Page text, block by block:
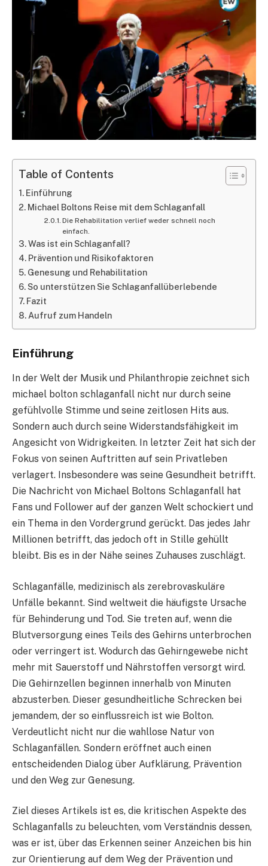
Table of Contents
Einführung
Michael Boltons Reise mit dem Schlaganfall
Die Rehabilitation verlief weder schnell noch
einfach.
Was ist ein Schlaganfall?
Prävention und Risikofaktoren
Genesung und Rehabilitation
So unterstützen Sie Schlaganfallüberlebende
Fazit
Aufruf zum Handeln
Einführung
In der Welt der Musik und Philanthropie zeichnet sich
michael bolton schlaganfall nicht nur durch seine
gefühlvolle Stimme und seine zeitlosen Hits aus.
Sondern auch durch seine Widerstandsfähigkeit im
Angesicht von Widrigkeiten. In letzter Zeit hat sich der
Fokus von seinen Auftritten auf sein Privatleben
verlagert. Insbesondere was seine Gesundheit betrifft.
Die Nachricht von Michael Boltons Schlaganfall hat
Fans und Follower auf der ganzen Welt schockiert und
ein Thema in den Vordergrund gerückt. Das jedes Jahr
Millionen betrifft, das jedoch oft in Stille gehüllt
bleibt. Bis es in der Nähe seines Zuhauses zuschlägt.
Schlaganfälle, medizinisch als zerebrovaskuläre
Unfälle bekannt. Sind weltweit die häufigste Ursache
für Behinderung und Tod. Sie treten auf, wenn die
Blutversorgung eines Teils des Gehirns unterbrochen
oder verringert ist. Wodurch das Gehirngewebe nicht
mehr mit Sauerstoff und Nährstoffen versorgt wird.
Die Gehirnzellen beginnen innerhalb von Minuten
abzusterben. Dieser gesundheitliche Schrecken bei
jemandem, der so einflussreich ist wie Bolton.
Verdeutlicht nicht nur die wahllose Natur von
Schlaganfällen. Sondern eröffnet auch einen
entscheidenden Dialog über Aufklärung, Prävention
und den Weg zur Genesung.
Ziel dieses Artikels ist es, die kritischen Aspekte des
Schlaganfalls zu beleuchten, vom Verständnis dessen,
was er ist, über das Erkennen seiner Anzeichen bis hin
zur Orientierung auf dem Weg der Prävention und